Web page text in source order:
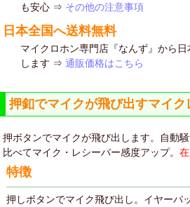
も安心 ⇒ その他の注意事項
日本全国へ送料無料
マイクロホン専門店『なんず』から
します ⇒通販価格はこちら
押釦でマイクが飛び出すマイク
押ボタンでマイクが飛び出します。自動
比べてマイク・レシーバー感度アップ。
特徴
押しボタンでマイク飛び出し。イヤーパ